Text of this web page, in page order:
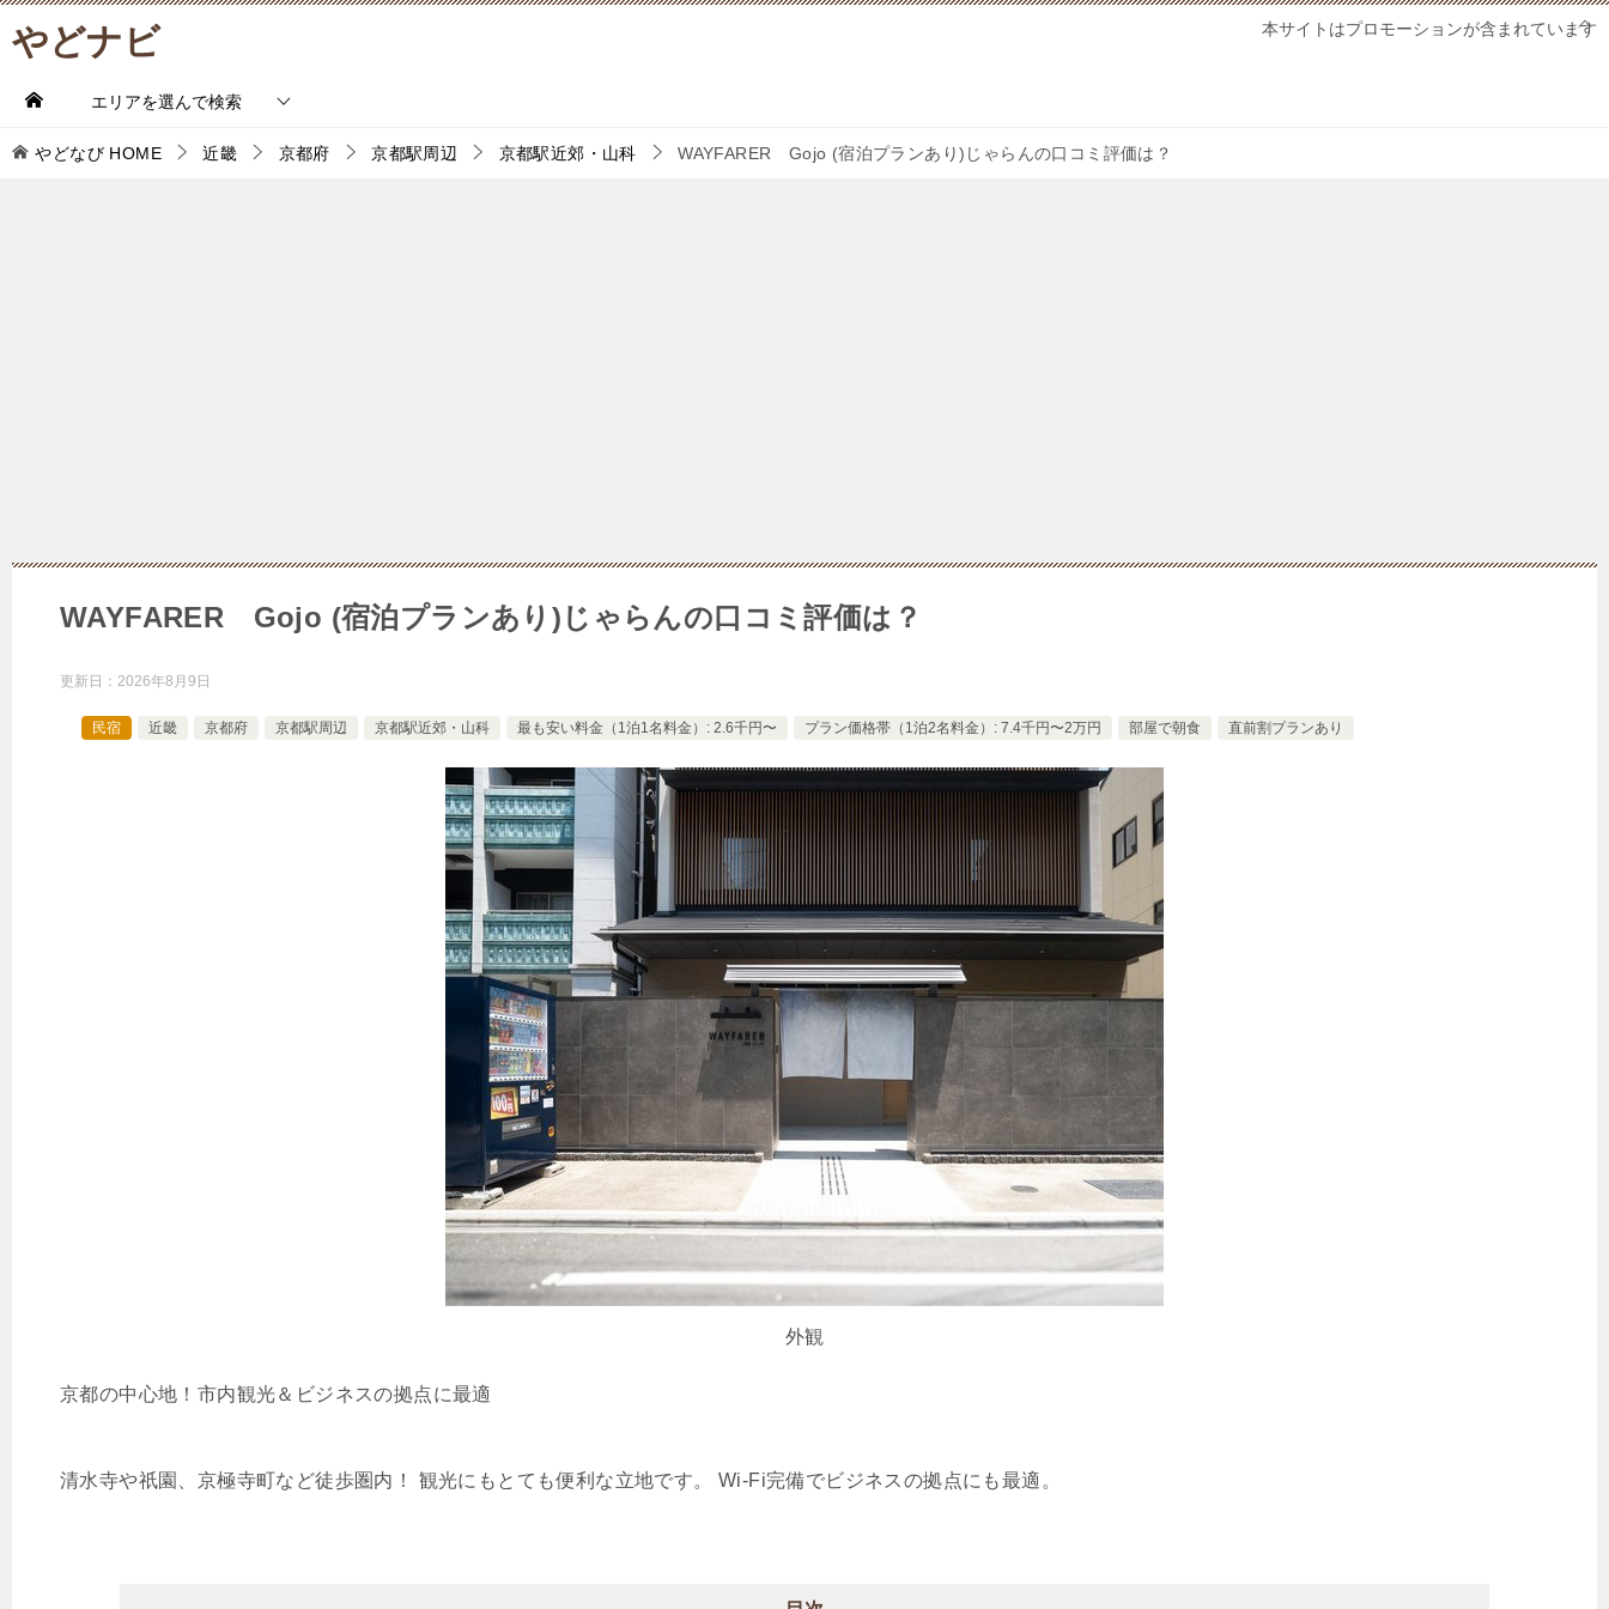
やどナビ 本サイトはプロモーションが含まれています
エリアを選んで検索
やどなび HOME 近畿 京都府 京都駅周辺 京都駅近郊・山科 WAYFARER Gojo (宿泊プランあり)じゃらんの口コミ評価は？
WAYFARER Gojo (宿泊プランあり)じゃらんの口コミ評価は？
更新日： 2026年8月9日
民宿 近畿 京都府 京都駅周辺 京都駅近郊・山科 最も安い料金（1泊1名料金）: 2.6千円〜 プラン価格帯（1泊2名料金）: 7.4千円〜2万円 部屋で朝食 直前割プランあり
外観
京都の中心地！市内観光＆ビジネスの拠点に最適
清水寺や祇園、京極寺町など徒歩圏内！ 観光にもとても便利な立地です。 Wi-Fi完備でビジネスの拠点にも最適。